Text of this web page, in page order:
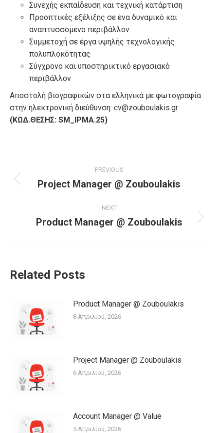
Συνεχής εκπαίδευση και τεχνική κατάρτιση
Προοπτικές εξέλιξης σε ένα δυναμικό και
αναπτυσσόμενο περιβάλλον
Συμμετοχή σε έργα υψηλής τεχνολογικής
πολυπλοκότητας
Σύγχρονο και υποστηρικτικό εργασιακό
περιβάλλον
Αποστολή βιογραφικών στα ελληνικά με φωτογραφία
στην ηλεκτρονική διεύθυνση: cv@zouboulakis.gr
(ΚΩΔ.ΘΕΣΗΣ: SM_ IPMA.25)
navigation
PREVIOUS
Previous
Project Manager @ Zouboulakis
NEXT
Next
Product Manager @ Zouboulakis
Related Posts
Product Manager @ Zouboulakis
8 Απριλίου, 2026
Project Manager @ Zouboulakis
6 Απριλίου, 2026
Account Manager @ Value
5 Απριλίου, 2026